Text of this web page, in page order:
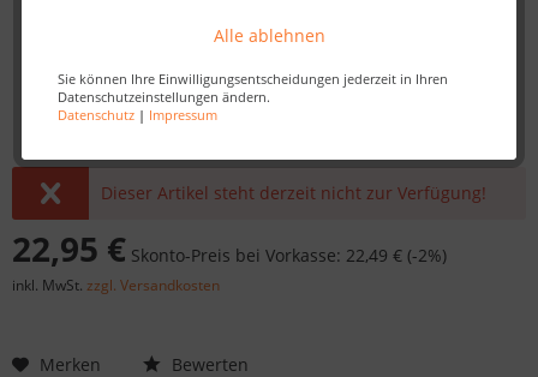
Alle ablehnen
Sie können Ihre Einwilligungsentscheidungen jederzeit in Ihren
Datenschutzeinstellungen ändern.
Datenschutz| Impressum
Dieser Artikel steht derzeit nicht zur Verfügung!
22,95 € Skonto-Preis bei Vorkasse: 22,49 € (-2%)
inkl. MwSt. zzgl. Versandkosten
Merken Bewerten